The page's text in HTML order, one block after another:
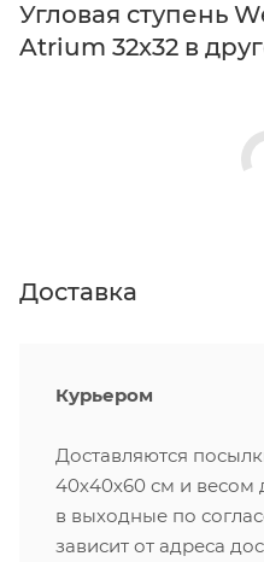
Угловая ступень
Atrium 32x32 в
Доставка
Курьером
Доставляются
40х40х60 см и весом
в выходные по
зависит от адреса